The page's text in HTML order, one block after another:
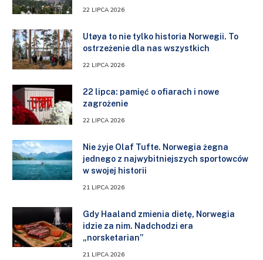
22 LIPCA 2026
Utøya to nie tylko historia Norwegii. To
ostrzeżenie dla nas wszystkich
22 LIPCA 2026
22 lipca: pamięć o ofiarach i nowe
zagrożenie
22 LIPCA 2026
Nie żyje Olaf Tufte. Norwegia żegna
jednego z najwybitniejszych sportowców
w swojej historii
21 LIPCA 2026
Gdy Haaland zmienia dietę, Norwegia
idzie za nim. Nadchodzi era
„norsketarian”
21 LIPCA 2026